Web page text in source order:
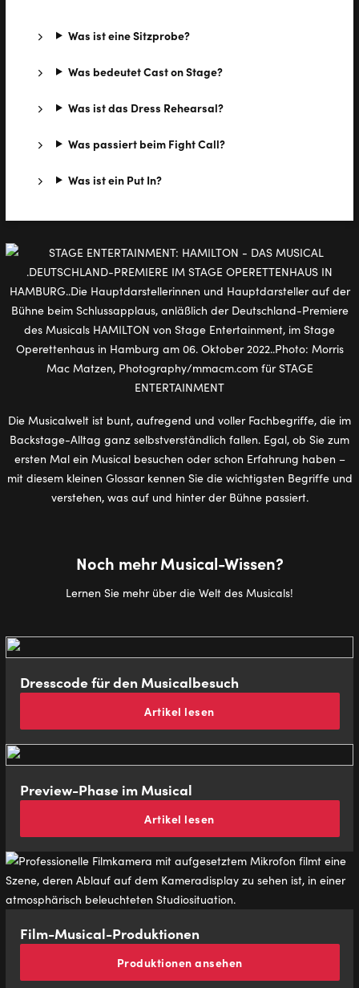
Was ist eine Sitzprobe?
Was bedeutet Cast on Stage?
Was ist das Dress Rehearsal?
Was passiert beim Fight Call?
Was ist ein Put In?
Die Musicalwelt ist bunt, aufregend und voller Fachbegriffe, die im
Backstage-Alltag ganz selbstverständlich fallen. Egal, ob Sie zum
ersten Mal ein Musical besuchen oder schon Erfahrung haben –
mit diesem kleinen Glossar kennen Sie die wichtigsten Begriffe und
verstehen, was auf und hinter der Bühne passiert.
Noch mehr Musical-Wissen?
Lernen Sie mehr über die Welt des Musicals!
Dresscode für den Musicalbesuch
Artikel lesen
Preview-Phase im Musical
Artikel lesen
Film-Mu­si­cal-Pro­duk­tio­nen
Produktionen ansehen